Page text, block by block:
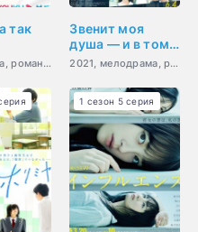
так
2020, драма, романтика, молодость
Звенит моя
душа — и в том
твоя вина
2021, мелодрама, романтика, молодость, драма
1 сезон 5 серия